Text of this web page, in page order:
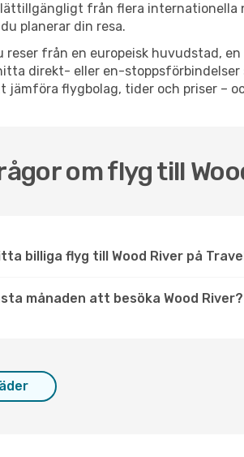
lättillgängligt från flera
planerar din resa.
reser från en europeisk huvudstad,
direkt- eller en-stoppsförbindelser
jämföra flygbolag, tider och priser –
om flyg till
billiga flyg till Wood River på
månaden att besöka Wood River?